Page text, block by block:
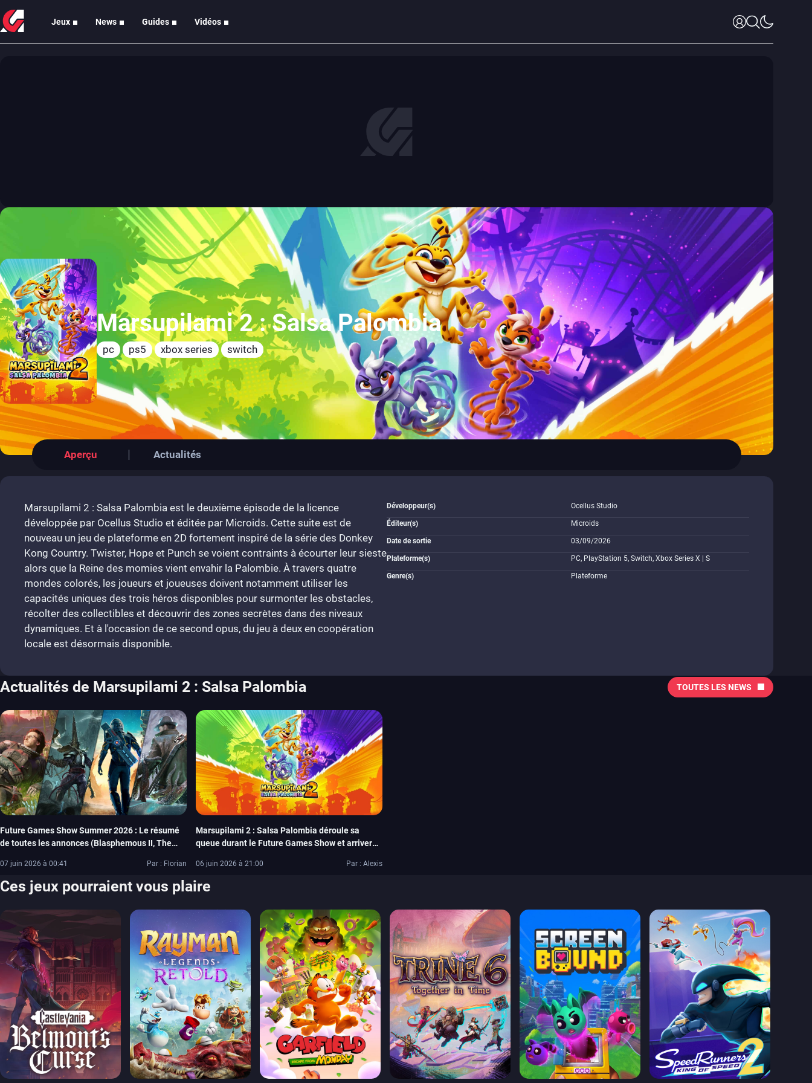
Jeux News Guides Vidéos
Marsupilami 2 : Salsa Palombia
pc ps5 xbox series switch
Aperçu Actualités
Marsupilami 2 : Salsa Palombia est le deuxième épisode de la licence
développée par Ocellus Studio et éditée par Microids. Cette suite est de
nouveau un jeu de plateforme en 2D fortement inspiré de la série des Donkey
Kong Country. Twister, Hope et Punch se voient contraints à écourter leur sieste
alors que la Reine des momies vient envahir la Palombie. À travers quatre
mondes colorés, les joueurs et joueuses doivent notamment utiliser les
capacités uniques des trois héros disponibles pour surmonter les obstacles,
récolter des collectibles et découvrir des zones secrètes dans des niveaux
dynamiques. Et à l'occasion de ce second opus, du jeu à deux en coopération
locale est désormais disponible.
Développeur(s) Ocellus Studio
Éditeur(s) Microids
Date de sortie 03/09/2026
Plateforme(s) PC, PlayStation 5, Switch, Xbox Series X | S
Genre(s) Plateforme
Actualités de Marsupilami 2 : Salsa Palombia
Future Games Show Summer 2026 : Le résumé
de toutes les annonces (Blasphemous II, The
Marsupilami 2…)
07 juin 2026 à 00:41 Par : Florian
Marsupilami 2 : Salsa Palombia déroule sa
queue durant le Future Games Show et arrivera
06 juin 2026 à 21:00 Par : Alexis
TOUTES LES NEWS
Ces jeux pourraient vous plaire